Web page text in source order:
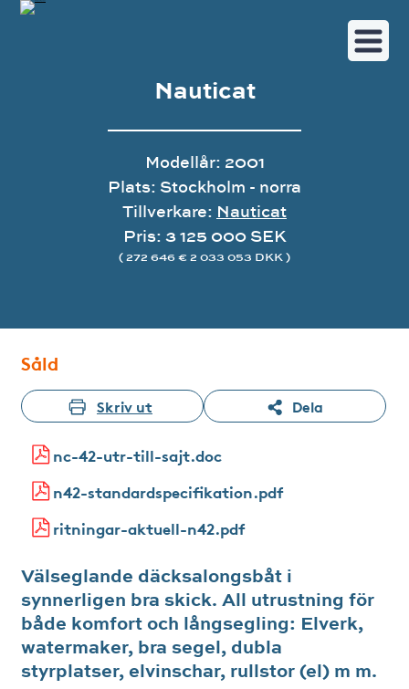
Nauticat
Modellår: 2001
Plats: Stockholm - norra
Tillverkare: Nauticat
Pris: 3 125 000 SEK
( 272 646 € 2 033 053 DKK )
Såld
Skriv ut Dela
nc-42-utr-till-sajt.doc
n42-standardspecifikation.pdf
ritningar-aktuell-n42.pdf
Välseglande däcksalongsbåt i
synnerligen bra skick. All utrustning för
både komfort och långsegling: Elverk,
watermaker, bra segel, dubla
styrplatser, elvinschar, rullstor (el) m m.